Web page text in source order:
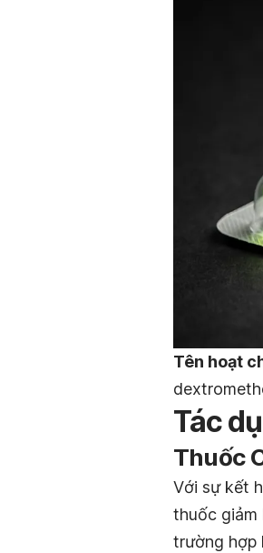
Tên hoạt
Tác
Thuốc
Với sự kết
thuốc giảm
trường hợp